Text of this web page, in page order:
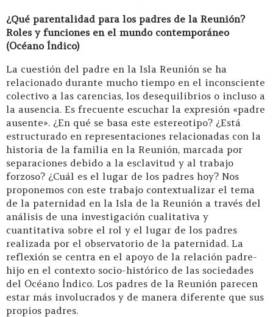
¿Qué parentalidad para los padres de la Reunión?
Roles y funciones en el mundo contemporáneo
(Océano Índico)
La cuestión del padre en la Isla Reunión se ha
relacionado durante mucho tiempo en el inconsciente
colectivo a las carencias, los desequilibrios o incluso a
la ausencia. Es frecuente escuchar la expresión «padre
ausente». ¿En qué se basa este estereotipo? ¿Está
estructurado en representaciones relacionadas con la
historia de la familia en la Reunión, marcada por
separaciones debido a la esclavitud y al trabajo
forzoso? ¿Cuál es el lugar de los padres hoy? Nos
proponemos con este trabajo contextualizar el tema
de la paternidad en la Isla de la Reunión a través del
análisis de una investigación cualitativa y
cuantitativa sobre el rol y el lugar de los padres
realizada por el observatorio de la paternidad. La
reflexión se centra en el apoyo de la relación padre-
hijo en el contexto socio-histórico de las sociedades
del Océano Índico. Los padres de la Reunión parecen
estar más involucrados y de manera diferente que sus
propios padres.